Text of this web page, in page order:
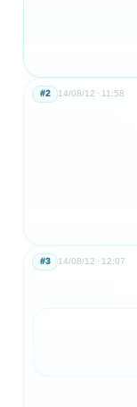
14/08/12 11:58
#2
14/08/12 12:07
#3